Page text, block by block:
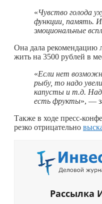
«Чувство голода
функции, память.
эмоциональные
Она дала
жить на 3500 рублей в
«Если нет
рыбу, то надо
капусты и т.д.
есть фрукты», —
Также в ходе пресс-
резко отрицательно
Рассылка